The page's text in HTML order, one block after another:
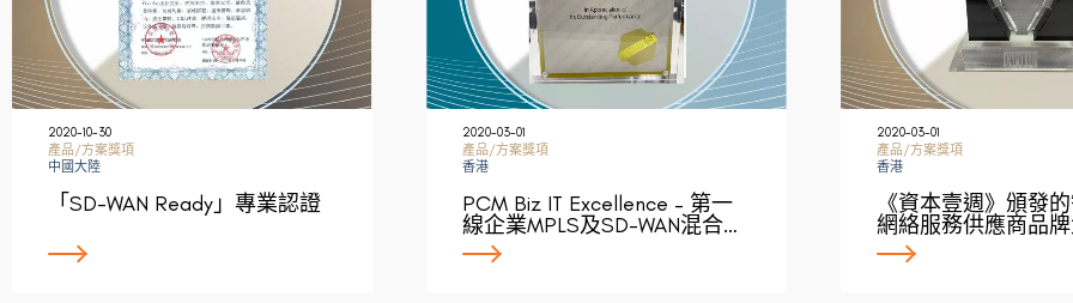
2020-10-30
產品/方案獎項
中國大陸
「SD-WAN Ready」專業認證
2020-03-01
產品/方案獎項
香港
PCM Biz IT Excellence – 第一
線企業MPLS及SD-WAN混合…
2020-03-01
產品/方案獎項
香港
《資本壹週》頒發
網絡服務供應商品